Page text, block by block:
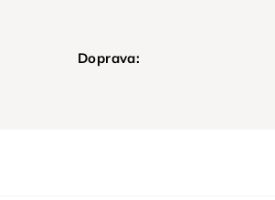
Doprava: